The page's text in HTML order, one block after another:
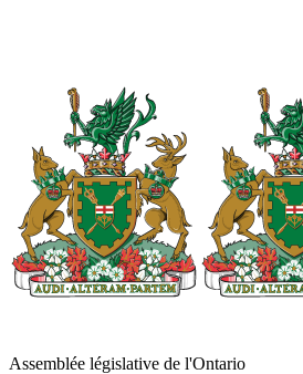
Assemblée législative de l'Ontario